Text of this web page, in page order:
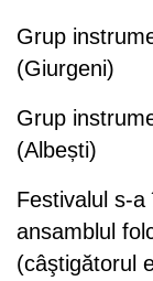
Grup
(Giurgeni)
Grup
(Albești)
Festivalul s-
ansamblul
(câştigătorul